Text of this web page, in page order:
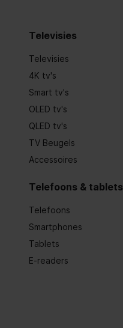
Televisies
Televisies
4K tv's
Smart tv's
OLED tv's
QLED tv's
TV Beugels
Accessoires
Telefoons & tablets
Telefoons
Smartphones
Tablets
E-readers